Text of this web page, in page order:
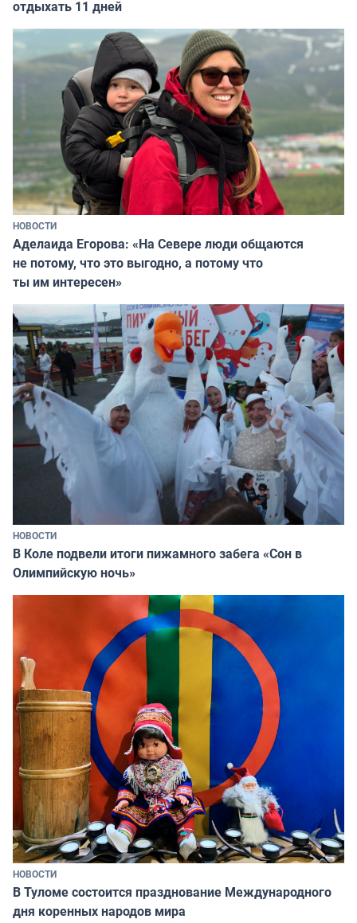
отдыхать 11 дней
НОВОСТИ
Аделаида Егорова: «На Севере люди общаются
не потому, что это выгодно, а потому что
ты им интересен»
НОВОСТИ
В Коле подвели итоги пижамного забега «Сон в
Олимпийскую ночь»
НОВОСТИ
В Туломе состоится празднование Международного
дня коренных народов мира